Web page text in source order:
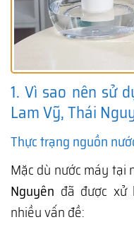
1. Vì sao nên sử
Lam Vỹ, Thái
Thực trạng nguồn
Mặc dù nước máy tại
Nguyên đã được
nhiều vấn đề: